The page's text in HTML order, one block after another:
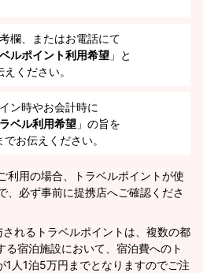
欄、またはお電話にて
ルポイント利用希望 」と
えください。
ン時やお会計時に
ベル利用希望 」の旨を
でお伝えください。
利用の場合、トラベルポイントが使
、必ず事前に提携店へご確認くださ
れるトラベルポイントは、複数の都
る宿泊施設において、宿泊費へのト
1人1泊5万円までとなりますのでご注